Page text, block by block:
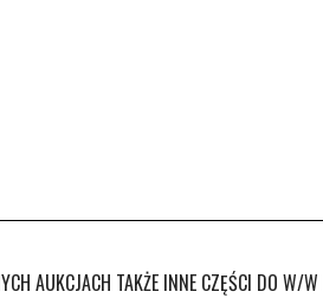
AUKCJACH TAKŻE INNE CZĘŚCI DO W/W